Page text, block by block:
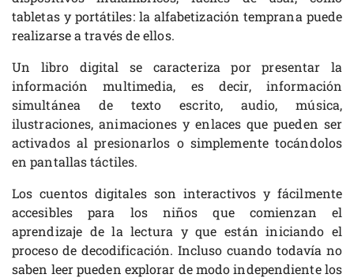
tabletas y portátiles: la alfabetización temprana puede
realizarse a través de ellos.
Un libro digital se caracteriza por presentar la
información multimedia, es decir, información
simultánea de texto escrito, audio, música,
ilustraciones, animaciones y enlaces que pueden ser
activados al presionarlos o simplemente tocándolos
en pantallas táctiles.
Los cuentos digitales son interactivos y fácilmente
accesibles para los niños que comienzan el
aprendizaje de la lectura y que están iniciando el
proceso de decodificación. Incluso cuando todavía no
saben leer pueden explorar de modo independiente los